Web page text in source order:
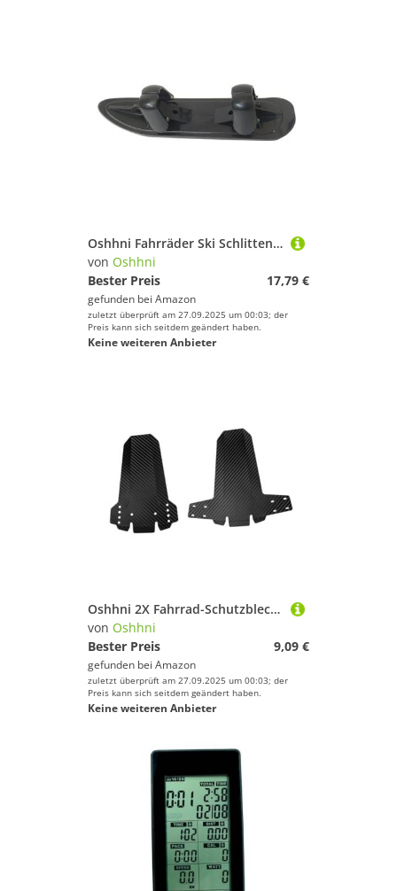
Oshhni Fahrräder Ski Schlitten Schnee Schlitten Bord Schnee Ski für Fahrräder Fahrrad Rodel für Joggen
von Oshhni
Bester Preis
17,79 €
gefunden bei Amazon
zuletzt überprüft am 27.09.2025 um 00:03; der
Preis kann sich seitdem geändert haben.
Keine weiteren Anbieter
Oshhni 2X Fahrrad-Schutzbleche, Mountainbike-Schutzbleche, zu installieren, Faltbare Abdeckung, vorne und hinten, Halterung für Trail-Schutt und, Schwarz
von Oshhni
Bester Preis
9,09 €
gefunden bei Amazon
zuletzt überprüft am 27.09.2025 um 00:03; der
Preis kann sich seitdem geändert haben.
Keine weiteren Anbieter